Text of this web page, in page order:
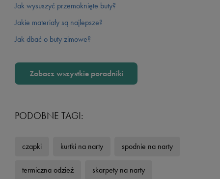
Jak wysuszyć przemoknięte buty?
Jakie materiały są najlepsze?
Jak dbać o buty zimowe?
Zobacz wszystkie poradniki
PODOBNE TAGI:
czapki kurtki na narty spodnie na narty
termiczna odzież skarpety na narty